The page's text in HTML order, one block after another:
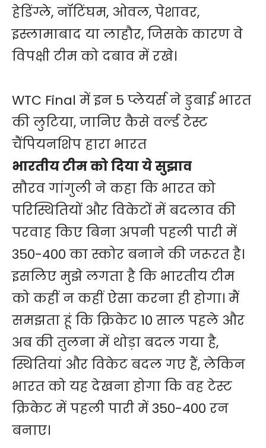
हेडिंग्ले, नॉटिंघम, ओवल, पेशावर,
इस्लामाबाद या लाहौर, जिसके कारण वे
विपक्षी टीम को दबाव में रखे।
WTC Final में इन 5 प्लेयर्स ने डुबाई भारत
की लुटिया, जानिए कैसे वर्ल्ड टेस्ट
चैंपियनशिप हारा भारत
भारतीय टीम को दिया ये सुझाव
सौरव गांगुली ने कहा कि भारत को
परिस्थितियों और विकेटों में बदलाव की
परवाह किए बिना अपनी पहली पारी में
350-400 का स्कोर बनाने की जरूरत है।
इसलिए मुझे लगता है कि भारतीय टीम
को कहीं न कहीं ऐसा करना ही होगा। मैं
समझता हूं कि क्रिकेट 10 साल पहले और
अब की तुलना में थोड़ा बदल गया है,
स्थितियां और विकेट बदल गए हैं, लेकिन
भारत को यह देखना होगा कि वह टेस्ट
क्रिकेट में पहली पारी में 350-400 रन
बनाए।